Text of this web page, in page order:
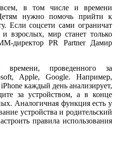
в том числе и времени
нужно помочь прийти к
Если соцсети сами ограничат
взрослых, мир станет только
директор PR Partner Дамир
проведенного за
Apple, Google. Например,
каждый день анализирует,
за устройством, а в конце
Аналогичная функция есть у
устройства и родительский
правила использования